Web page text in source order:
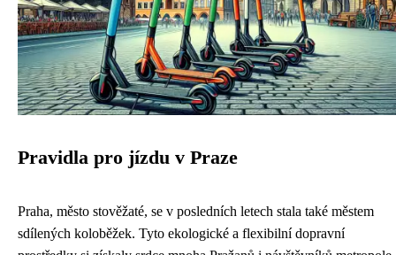
Pravidla pro jízdu v Praze
Praha, město stověžaté, se v posledních letech stala také městem
sdílených koloběžek. Tyto ekologické a flexibilní dopravní